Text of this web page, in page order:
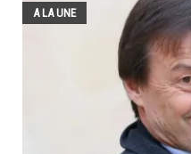
A LA UNE